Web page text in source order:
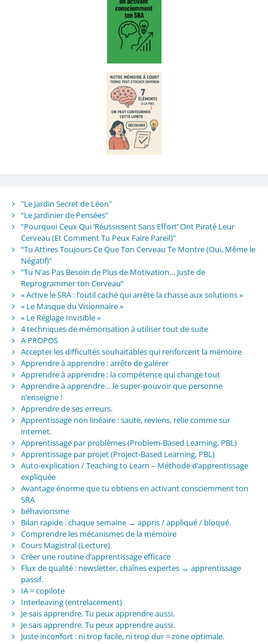
"Le Jardin Secret de Léon"
“Le Jardinier de Pensées”
“Pourquoi Ceux Qui ‘Réussissent Sans Effort’ Ont Piraté Leur
Cerveau (Et Comment Tu Peux Faire Pareil)”
“Tu Attires Toujours Ce Que Ton Cerveau Te Montre (Oui, Même le
Négatif)”
“Tu N’as Pas Besoin de Plus de Motivation… Juste de
Reprogrammer ton Cerveau”
« Active le SRA : l’outil caché qui arrête la chasse aux solutions »
« Le Masque du Visionnaire »
« Le Réglage Invisible »
4 techniques de mémorisation à utiliser tout de suite
A PROPOS
Accepter les difficultés souhaitables qui renforcent la mémoire
Apprendre à apprendre : arrête de galérer
Apprendre à apprendre : la compétence qui change tout
Apprendre à apprendre… le super-pouvoir que personne
n’enseigne !
Apprendre de ses erreurs.
Apprentissage non linéaire : saute, reviens, relie comme sur
internet.
Apprentissage par problèmes (Problem-Based Learning, PBL)
Apprentissage par projet (Project-Based Learning, PBL)
Auto-explication / Teaching to Learn – Méthode d’apprentissage
expliquée
Avantage énorme que tu obtiens en activant consciemment ton
SRA
béhaviorisme
Bilan rapide : chaque semaine → appris / appliqué / bloqué.
Comprendre les mécanismes de la mémoire
Cours Magistral (Lecture)
Créer une routine d’apprentissage efficace
Flux de qualité : newsletter, chaînes expertes → apprentissage
passif.
IA = copilote
Interleaving (entrelacement)
Je sais apprendre. Tu peux apprendre aussi.
Je sais apprendre. Tu peux apprendre aussi.
Juste inconfort : ni trop facile, ni trop dur = zone optimale.